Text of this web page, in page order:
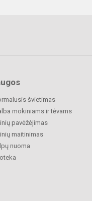
švietimas
mokiniams ir tėvams
pavėžėjimas
maitinimas
nuoma